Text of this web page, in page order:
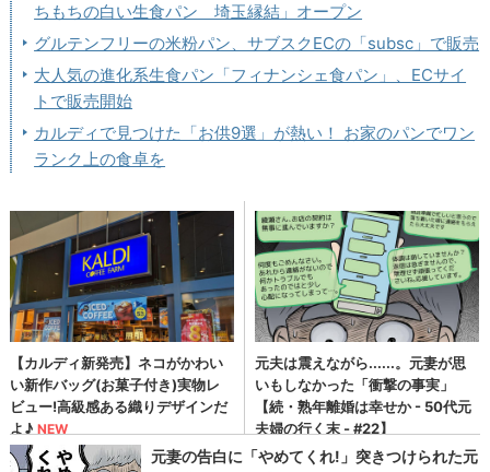
ちもちの白い生食パン 埼玉縁結」オープン
グルテンフリーの米粉パン、サブスクECの「subsc」で販売
大人気の進化系生食パン「フィナンシェ食パン」、ECサイ
トで販売開始
カルディで見つけた「お供9選」が熱い！ お家のパンでワン
ランク上の食卓を